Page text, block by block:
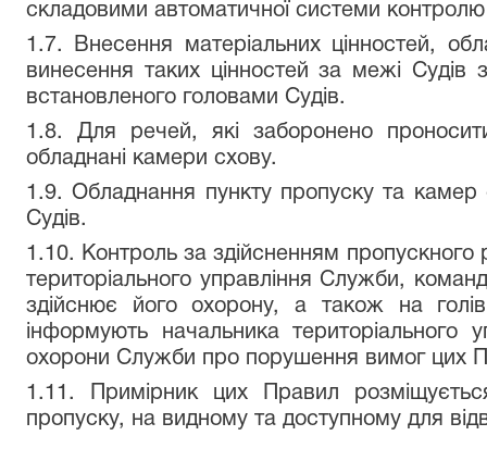
складовими автоматичної системи
1.7. Внесення матеріальних цінностей,
винесення таких цінностей за межі Судів
встановленого головами Судів.
1.8. Для речей, які заборонено
обладнані камери схову.
1.9. Обладнання пункту пропуску та камер
Судів.
1.10. Контроль за здійсненням
територіального управління Служби,
здійснює його охорону, а також на голів
інформують начальника територіального
охорони Служби про порушення вимог цих
1.11. Примірник цих Правил
пропуску, на видному та доступному для